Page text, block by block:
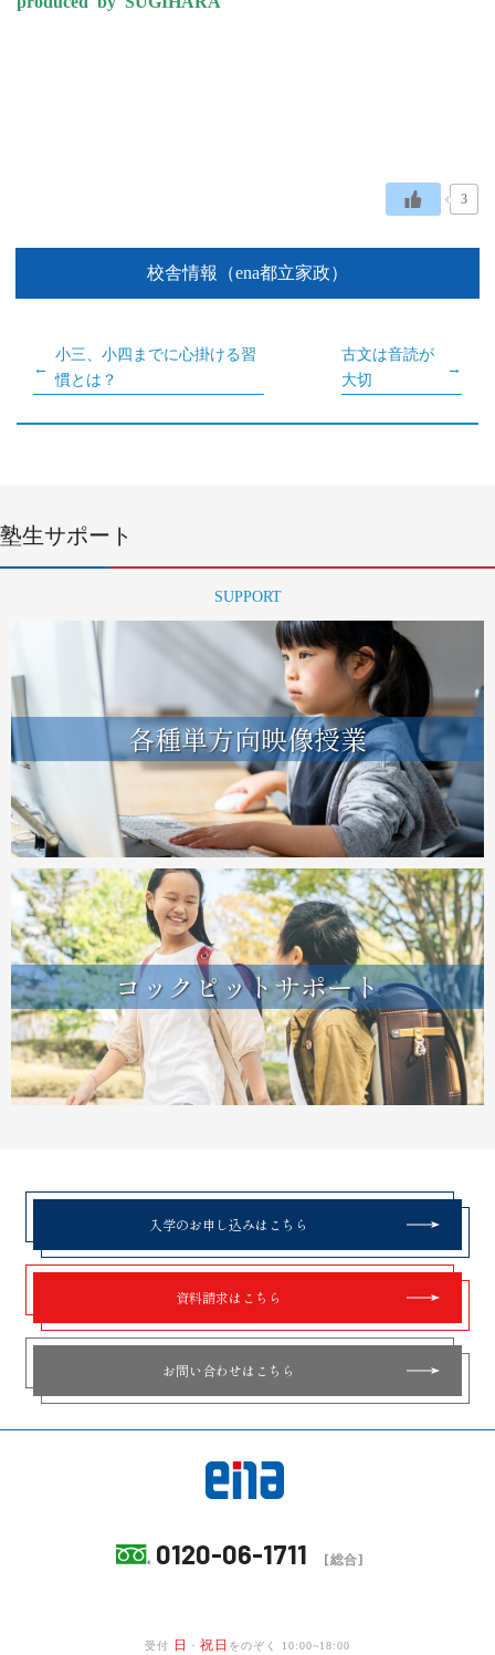
3
校舎情報（ena都立家政）
小三、小四までに心掛ける習
慣とは？
古文は音読が
大切
塾生サポート
SUPPORT
各種単方向映像授業
コックピットサポート
入学のお申し込みはこちら
資料請求はこちら
お問い合わせはこちら
0120-06-1711 [総合]
受付 日 ・ 祝日 をのぞく 10:00~18:00